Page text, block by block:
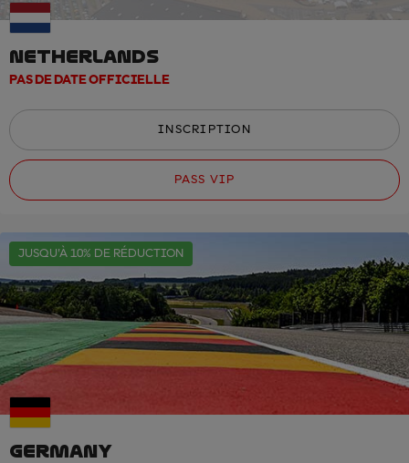
NETHERLANDS
PAS DE DATE OFFICIELLE
INSCRIPTION
PASS VIP
JUSQU'À 10% DE RÉDUCTION
GERMANY